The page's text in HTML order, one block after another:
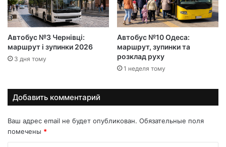
Автобус №3 Чернівці:
маршрут і зупинки 2026
3 дня тому
Автобус №10 Одеса:
маршрут, зупинки та
розклад руху
1 неделя тому
Добавить комментарий
Ваш адрес email не будет опубликован. Обязательные поля
помечены *